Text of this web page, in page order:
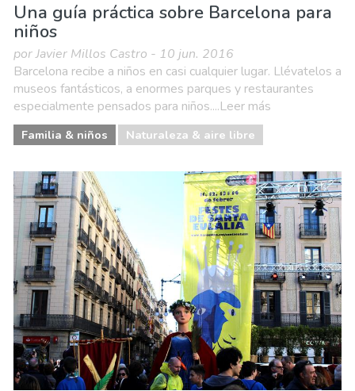
Una guía práctica sobre Barcelona para
niños
por Javier Millos Castro - 10 jun. 2016
Barcelona recibe a niños en casi cualquier lugar. Llévatelos a
museos fantásticos, a enormes parques y restaurantes
especialmente pensados para niños....Leer más
Familia & niños Naturaleza & aire libre